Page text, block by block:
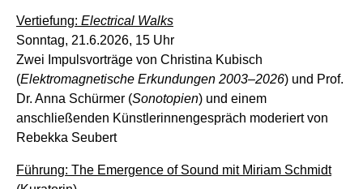
Vertiefung: Electrical Walks
Sonntag, 21.6.2026, 15 Uhr
Zwei Impulsvorträge von Christina Kubisch
(Elektromagnetische Erkundungen 2003–2026) und Prof.
Dr. Anna Schürmer (Sonotopien) und einem
anschließenden Künstlerinnengespräch moderiert von
Rebekka Seubert
Führung: The Emergence of Sound mit Miriam Schmidt